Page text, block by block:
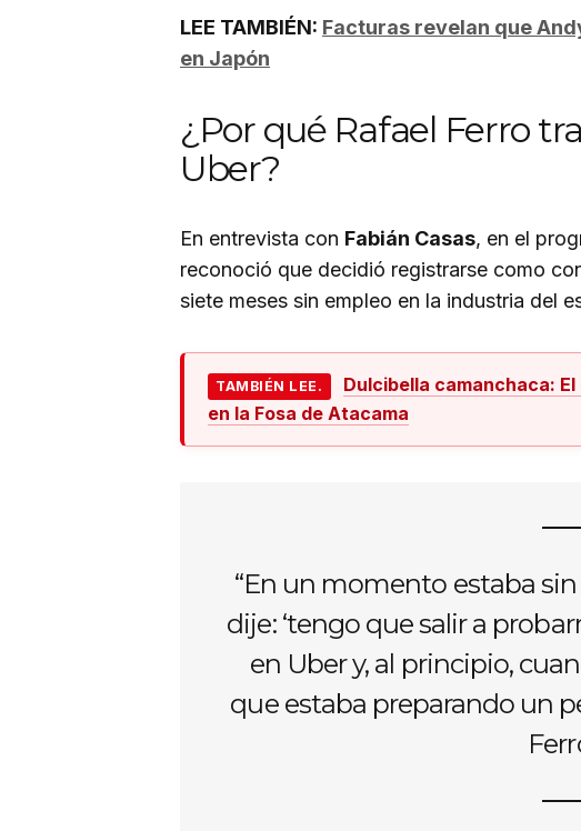
LEE TAMBIÉN: Facturas revelan que
en Japón
¿Por qué Rafael Ferro
Uber?
En entrevista con Fabián Casas, en el
reconoció que decidió registrarse como
siete meses sin empleo en la industria del
TAMBIÉN LEE.
Dulcibella camanchaca:
en la Fosa de Atacama
“En un momento estaba
dije: ‘tengo que salir a
en Uber y, al principio,
que estaba preparando un